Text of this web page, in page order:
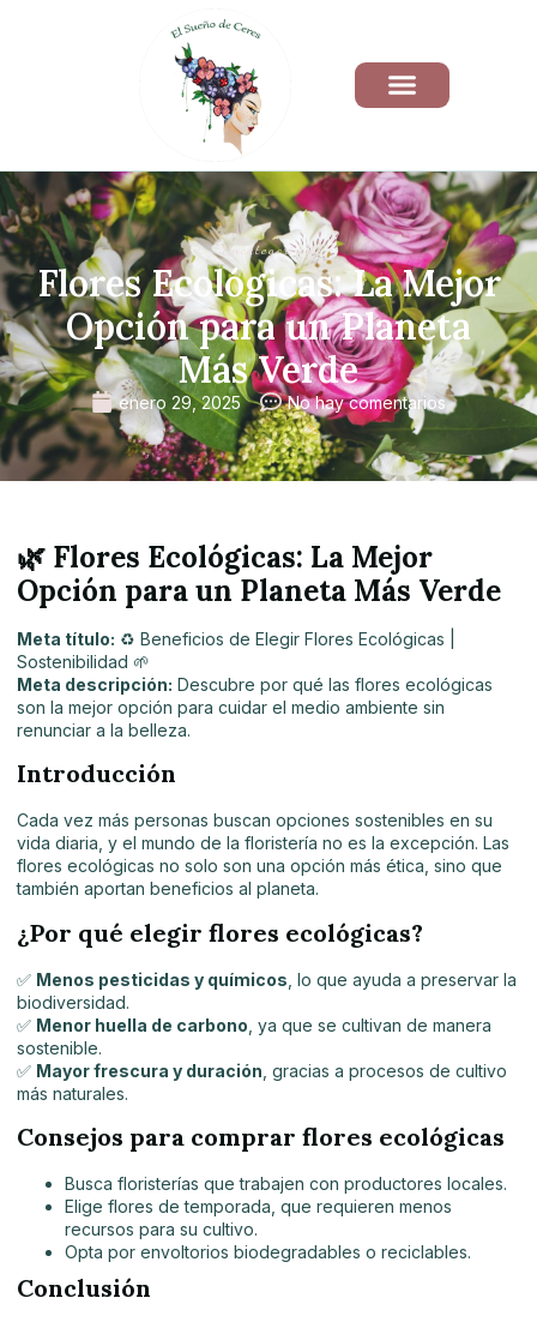
Uncategorized
Flores Ecológicas: La Mejor
Opción para un Planeta
Más Verde
enero 29, 2025 No hay comentarios
🌿 Flores Ecológicas: La Mejor
Opción para un Planeta Más Verde
Meta título: ♻️ Beneficios de Elegir Flores Ecológicas |
Sostenibilidad 🌱
Meta descripción: Descubre por qué las flores ecológicas
son la mejor opción para cuidar el medio ambiente sin
renunciar a la belleza.
Introducción
Cada vez más personas buscan opciones sostenibles en su
vida diaria, y el mundo de la floristería no es la excepción. Las
flores ecológicas no solo son una opción más ética, sino que
también aportan beneficios al planeta.
¿Por qué elegir flores ecológicas?
✅ Menos pesticidas y químicos , lo que ayuda a preservar la
biodiversidad.
✅ Menor huella de carbono , ya que se cultivan de manera
sostenible.
✅ Mayor frescura y duración , gracias a procesos de cultivo
más naturales.
Consejos para comprar flores ecológicas
Busca floristerías que trabajen con productores locales.
Elige flores de temporada, que requieren menos
recursos para su cultivo.
Opta por envoltorios biodegradables o reciclables.
Conclusión